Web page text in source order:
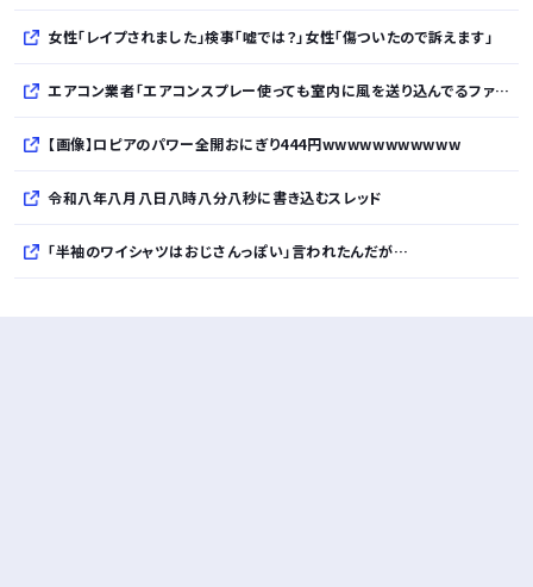
女性「レイプされました」検事「嘘では？」女性「傷ついたので訴えます」
エアコン業者「エアコンスプレー使っても室内に風を送り込んでるファンは汚いままですよ」331.5万バズ
【画像】ロピアのパワー全開おにぎり444円wwwwwwwwwww
令和八年八月八日八時八分八秒に書き込むスレッド
「半袖のワイシャツはおじさんっぽい」言われたんだが…